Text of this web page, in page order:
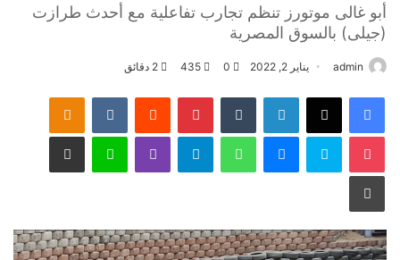
أبو غالى موتورز تنظم تجارب تفاعلية مع أحدث طرازت
(جيلى) بالسوق المصرية
admin يناير 2, 2022 0
435
فيسبوك لينكدإن بينتيريست
سكايب واتساب لاين